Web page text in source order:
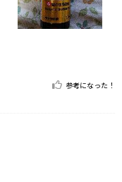
参考になった！